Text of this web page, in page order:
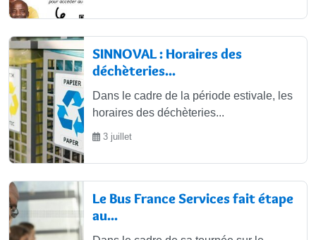
SINNOVAL : Horaires des
déchèteries...
Dans le cadre de la période estivale, les
horaires des déchèteries...
3 juillet
Le Bus France Services fait étape
au...